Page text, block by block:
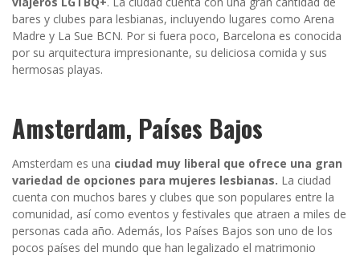
bares y clubes para lesbianas, incluyendo lugares como Arena
Madre y La Sue BCN. Por si fuera poco, Barcelona es conocida
por su arquitectura impresionante, su deliciosa comida y sus
hermosas playas.
Amsterdam, Países Bajos
Amsterdam es una ciudad muy liberal que ofrece una gran
variedad de opciones para mujeres lesbianas. La ciudad
cuenta con muchos bares y clubes que son populares entre la
comunidad, así como eventos y festivales que atraen a miles de
personas cada año. Además, los Países Bajos son uno de los
pocos países del mundo que han legalizado el matrimonio